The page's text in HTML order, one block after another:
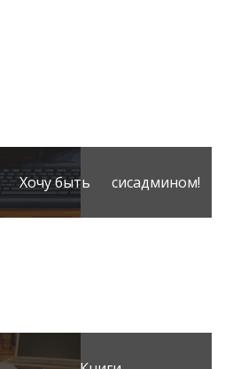
Хочу быть сисадмином!